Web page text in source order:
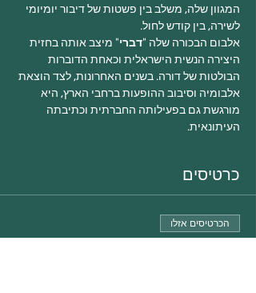
המגוון שלה, משלב בין פשטות של דיבור יומיומי
לשירה, בין קודש לחול.
אלבום הבכורה שלה "דברי" מיצב אותה בחזית
היצירה הנשית הישראלית וכאחת הדוברות
הבולטות של דורה. בשנים האחרונות, לצד הוצאת
אלבומיה וסיבוב ההופעות ברחבי הארץ, היא
מורגשת גם בפעילותה החברתית וכתיבתה
העיתונאית.
כרטיסים
הכרטיסים אזלו